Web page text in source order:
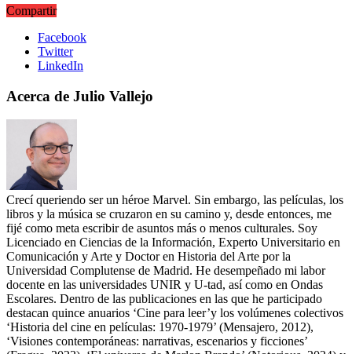
Compartir
Facebook
Twitter
LinkedIn
Acerca de Julio Vallejo
Crecí queriendo ser un héroe Marvel. Sin embargo, las películas, los
libros y la música se cruzaron en su camino y, desde entonces, me
fijé como meta escribir de asuntos más o menos culturales. Soy
Licenciado en Ciencias de la Información, Experto Universitario en
Comunicación y Arte y Doctor en Historia del Arte por la
Universidad Complutense de Madrid. He desempeñado mi labor
docente en las universidades UNIR y U-tad, así como en Ondas
Escolares. Dentro de las publicaciones en las que he participado
destacan quince anuarios ‘Cine para leer’y los volúmenes colectivos
‘Historia del cine en películas: 1970-1979’ (Mensajero, 2012),
‘Visiones contemporáneas: narrativas, escenarios y ficciones’